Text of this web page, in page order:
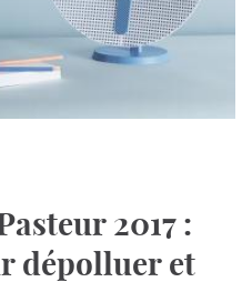
2017 :
dépolluer et